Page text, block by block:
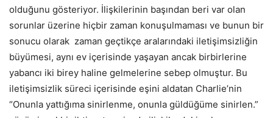
olduğunu gösteriyor. İlişkilerinin başından beri var olan
sorunlar üzerine hiçbir zaman konuşulmaması ve bunun bir
sonucu olarak zaman geçtikçe aralarındaki iletişimsizliğin
büyümesi, aynı ev içerisinde yaşayan ancak birbirlerine
yabancı iki birey haline gelmelerine sebep olmuştur. Bu
iletişimsizlik süreci içerisinde eşini aldatan Charlie’nin
“Onunla yattığıma sinirlenme, onunla güldüğüme sinirlen.”